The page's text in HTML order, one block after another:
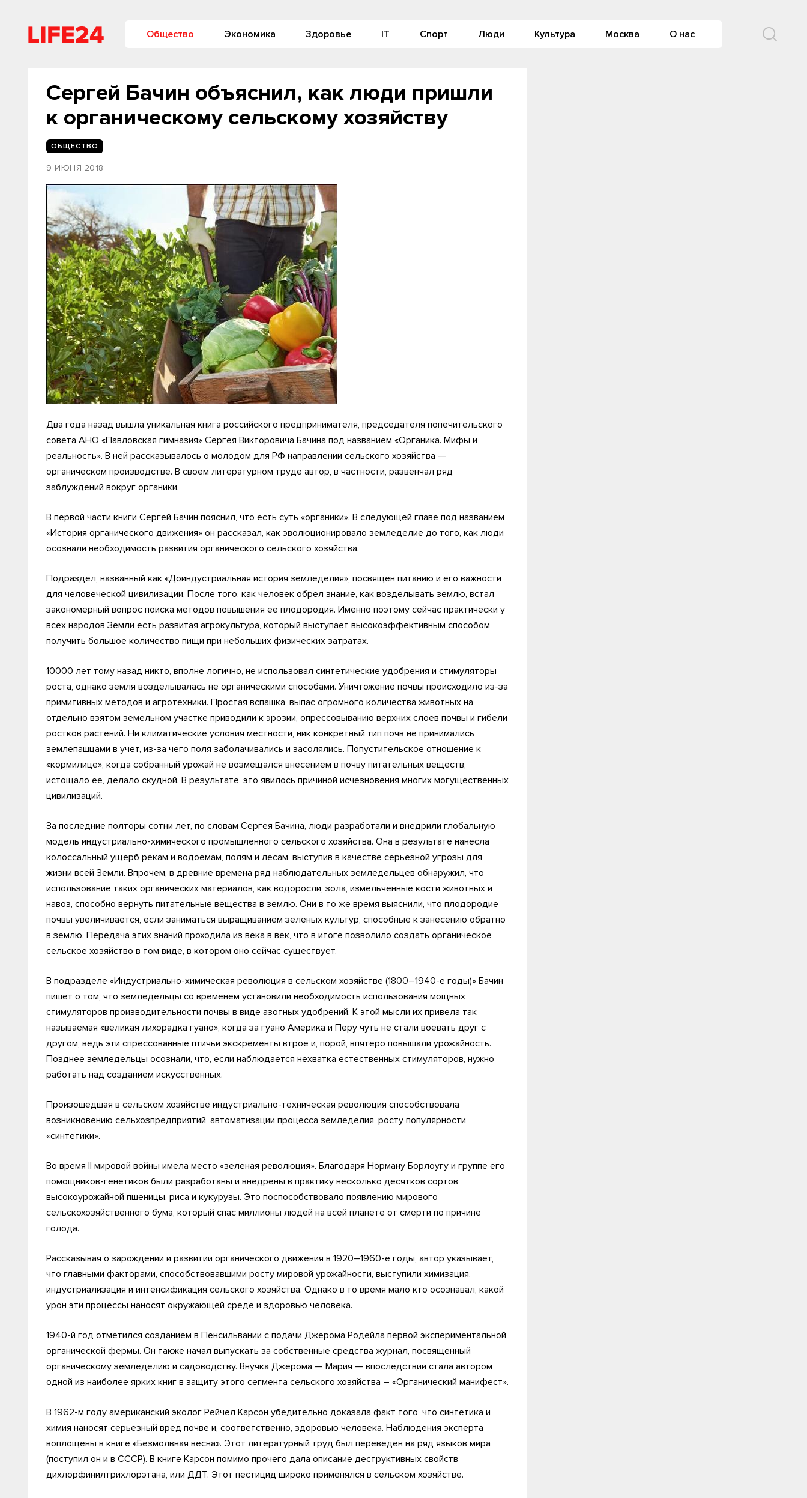
Общество Экономика Здоровье IT Спорт Люди Культура Москва О нас
Сергей Бачин объяснил, как люди пришли
к органическому сельскому хозяйству
ОБЩЕСТВО
9 ИЮНЯ 2018
Два года назад вышла уникальная книга российского предпринимателя, председателя попечительского
совета АНО «Павловская гимназия» Сергея Викторовича Бачина под названием «Органика. Мифы и
реальность». В ней рассказывалось о молодом для РФ направлении сельского хозяйства —
органическом производстве. В своем литературном труде автор, в частности, развенчал ряд
заблуждений вокруг органики.
В первой части книги Сергей Бачин пояснил, что есть суть «органики». В следующей главе под названием
«История органического движения» он рассказал, как эволюционировало земледелие до того, как люди
осознали необходимость развития органического сельского хозяйства.
Подраздел, названный как «Доиндустриальная история земледелия», посвящен питанию и его важности
для человеческой цивилизации. После того, как человек обрел знание, как возделывать землю, встал
закономерный вопрос поиска методов повышения ее плодородия. Именно поэтому сейчас практически у
всех народов Земли есть развитая агрокультура, который выступает высокоэффективным способом
получить большое количество пищи при небольших физических затратах.
10000 лет тому назад никто, вполне логично, не использовал синтетические удобрения и стимуляторы
роста, однако земля возделывалась не органическими способами. Уничтожение почвы происходило из-за
примитивных методов и агротехники. Простая вспашка, выпас огромного количества животных на
отдельно взятом земельном участке приводили к эрозии, опрессовыванию верхних слоев почвы и гибели
ростков растений. Ни климатические условия местности, ник конкретный тип почв не принимались
землепашцами в учет, из-за чего поля заболачивались и засолялись. Попустительское отношение к
«кормилице», когда собранный урожай не возмещался внесением в почву питательных веществ,
истощало ее, делало скудной. В результате, это явилось причиной исчезновения многих могущественных
цивилизаций.
За последние полторы сотни лет, по словам Сергея Бачина, люди разработали и внедрили глобальную
модель индустриально-химического промышленного сельского хозяйства. Она в результате нанесла
колоссальный ущерб рекам и водоемам, полям и лесам, выступив в качестве серьезной угрозы для
жизни всей Земли. Впрочем, в древние времена ряд наблюдательных земледельцев обнаружил, что
использование таких органических материалов, как водоросли, зола, измельченные кости животных и
навоз, способно вернуть питательные вещества в землю. Они в то же время выяснили, что плодородие
почвы увеличивается, если заниматься выращиванием зеленых культур, способные к занесению обратно
в землю. Передача этих знаний проходила из века в век, что в итоге позволило создать органическое
сельское хозяйство в том виде, в котором оно сейчас существует.
В подразделе «Индустриально-химическая революция в сельском хозяйстве (1800–1940-е годы)» Бачин
пишет о том, что земледельцы со временем установили необходимость использования мощных
стимуляторов производительности почвы в виде азотных удобрений. К этой мысли их привела так
называемая «великая лихорадка гуано», когда за гуано Америка и Перу чуть не стали воевать друг с
другом, ведь эти спрессованные птичьи экскременты втрое и, порой, впятеро повышали урожайность.
Позднее земледельцы осознали, что, если наблюдается нехватка естественных стимуляторов, нужно
работать над созданием искусственных.
Произошедшая в сельском хозяйстве индустриально-техническая революция способствовала
возникновению сельхозпредприятий, автоматизации процесса земледелия, росту популярности
«синтетики».
Во время II мировой войны имела место «зеленая революция». Благодаря Норману Борлоугу и группе его
помощников-генетиков были разработаны и внедрены в практику несколько десятков сортов
высокоурожайной пшеницы, риса и кукурузы. Это поспособствовало появлению мирового
сельскохозяйственного бума, который спас миллионы людей на всей планете от смерти по причине
голода.
Рассказывая о зарождении и развитии органического движения в 1920–1960-е годы, автор указывает,
что главными факторами, способствовавшими росту мировой урожайности, выступили химизация,
индустриализация и интенсификация сельского хозяйства. Однако в то время мало кто осознавал, какой
урон эти процессы наносят окружающей среде и здоровью человека.
1940-й год отметился созданием в Пенсильвании с подачи Джерома Родейла первой экспериментальной
органической фермы. Он также начал выпускать за собственные средства журнал, посвященный
органическому земледелию и садоводству. Внучка Джерома — Мария — впоследствии стала автором
одной из наиболее ярких книг в защиту этого сегмента сельского хозяйства – «Органический манифест».
В 1962-м году американский эколог Рейчел Карсон убедительно доказала факт того, что синтетика и
химия наносят серьезный вред почве и, соответственно, здоровью человека. Наблюдения эксперта
воплощены в книге «Безмолвная весна». Этот литературный труд был переведен на ряд языков мира
(поступил он и в СССР). В книге Карсон помимо прочего дала описание деструктивных свойств
дихлорфинилтрихлорэтана, или ДДТ. Этот пестицид широко применялся в сельском хозяйстве.